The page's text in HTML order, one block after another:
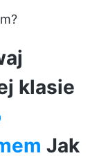
klasie
Jak